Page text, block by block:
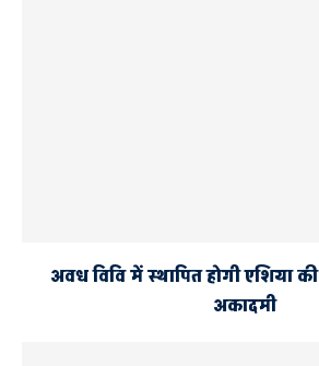
अवध विवि में स्थापित होगी एशिया
अकादमी